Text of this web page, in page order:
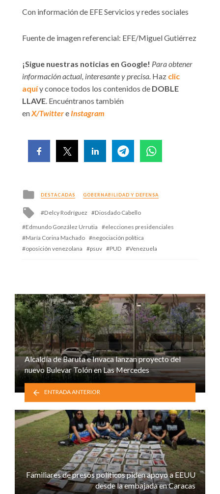
Con información de EFE Servicios y redes sociales
Fuente de imagen referencial: EFE/Miguel Gutiérrez
¡Sigue nuestras noticias en Google! Para obtener
información actual, interesante y precisa. Haz clic
aquíy conoce todos los contenidos de DOBLE
LLAVE. Encuéntranos también
enX/Twittere Instagram
Posted
in
DESTACADAS GOBERNABILIDAD Y DEFENSA
Tagged
Delcy Rodríguez
Diosdado Cabello
Edmundo González Urrutia
elecciones presidenciales
María Corina Machado
negociación política
oposición venezolana
psuv PUD Venezuela
Alcaldía de Baruta e Invaca lanzan proyecto del
nuevo Bulevar Tolón en Las Mercedes
ENTRADA ANTERIOR
Familiares de presos políticos piden apoyo a EEUU
desde la embajada en Caracas